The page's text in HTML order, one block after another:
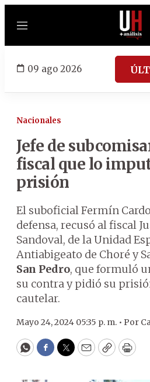
Menú
09 ago 2026
Nacionales
Jefe de
fiscal que lo
prisión
El suboficial Fermín
defensa, recusó al fiscal
Sandoval, de la Unidad
Antiabigeato de Choré y
San Pedro, que formuló
su contra y pidió su
cautelar.
Mayo 24, 2024 05:35 p. m. • Por
WhatsApp
Facebook
Twitter
EmailCopyPrint